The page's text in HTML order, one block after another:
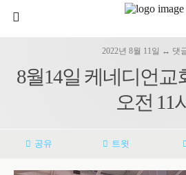
2022년 8월 11일 ↔ 댓
8월14일 케네디언교
오전 11
공유 트윗